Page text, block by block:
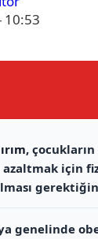
10:53
,
azaltmak için
genelinde